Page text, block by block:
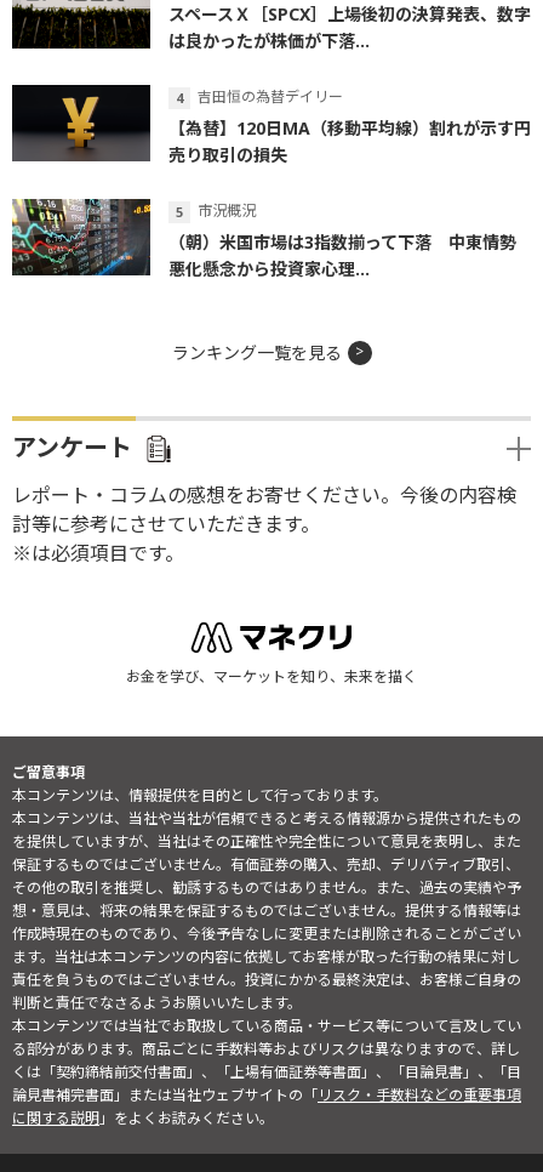
スペースＸ［SPCX］上場後初の決算発表、数字
は良かったが株価が下落...
吉田恒の為替デイリー
【為替】120日MA（移動平均線）割れが示す円
売り取引の損失
市況概況
（朝）米国市場は3指数揃って下落 中東情勢
悪化懸念から投資家心理...
ランキング一覧を見る
アンケート
レポート・コラムの感想をお寄せください。今後の内容検
討等に参考にさせていただきます。
※は必須項目です。
お金を学び、マーケットを知り、未来を描く
ご留意事項
本コンテンツは、情報提供を目的として行っております。
本コンテンツは、当社や当社が信頼できると考える情報源から提供されたもの
を提供していますが、当社はその正確性や完全性について意見を表明し、また
保証するものではございません。有価証券の購入、売却、デリバティブ取引、
その他の取引を推奨し、勧誘するものではありません。また、過去の実績や予
想・意見は、将来の結果を保証するものではございません。提供する情報等は
作成時現在のものであり、今後予告なしに変更または削除されることがござい
ます。当社は本コンテンツの内容に依拠してお客様が取った行動の結果に対し
責任を負うものではございません。投資にかかる最終決定は、お客様ご自身の
判断と責任でなさるようお願いいたします。
本コンテンツでは当社でお取扱している商品・サービス等について言及してい
る部分があります。商品ごとに手数料等およびリスクは異なりますので、詳し
くは「契約締結前交付書面」、「上場有価証券等書面」、「目論見書」、「目
論見書補完書面」または当社ウェブサイトの「リスク・手数料などの重要事項
に関する説明」をよくお読みください。